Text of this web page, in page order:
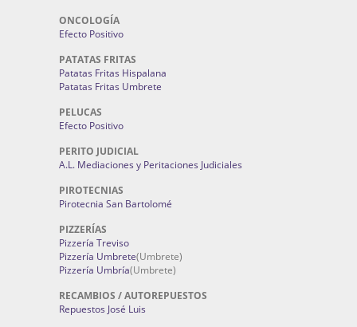
ONCOLOGÍA
Efecto Positivo
PATATAS FRITAS
Patatas Fritas Hispalana
Patatas Fritas Umbrete
PELUCAS
Efecto Positivo
PERITO JUDICIAL
A.L. Mediaciones y Peritaciones Judiciales
PIROTECNIAS
Pirotecnia San Bartolomé
PIZZERÍAS
Pizzería Treviso
Pizzería Umbrete(Umbrete)
Pizzería Umbría(Umbrete)
RECAMBIOS / AUTOREPUESTOS
Repuestos José Luis